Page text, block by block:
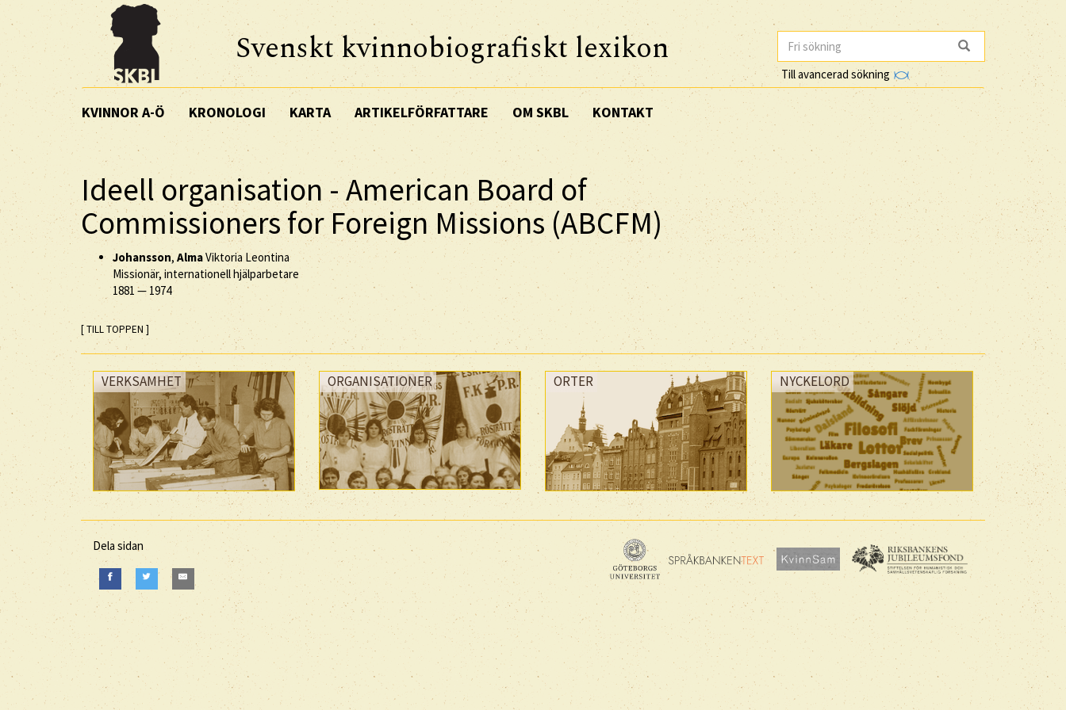
Svenskt kvinnobiografiskt lexikon
Till avancerad sökning
KVINNOR A-Ö KRONOLOGI KARTA ARTIKELFÖRFATTARE OM SKBL KONTAKT
Ideell organisation - American Board of
Commissioners for Foreign Missions (ABCFM)
Johansson, AlmaViktoria Leontina
Missionär, internationell hjälparbetare
1881 — 1974
[ TILL TOPPEN ]
VERKSAMHET ORGANISATIONER ORTER NYCKELORD
Dela sidan